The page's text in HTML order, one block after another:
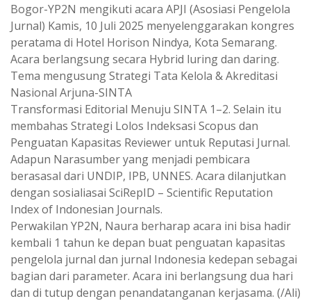
Bogor-YP2N mengikuti acara APJI (Asosiasi Pengelola
Jurnal) Kamis, 10 Juli 2025 menyelenggarakan kongres
peratama di Hotel Horison Nindya, Kota Semarang.
Acara berlangsung secara Hybrid luring dan daring.
Tema mengusung Strategi Tata Kelola & Akreditasi
Nasional Arjuna-SINTA
Transformasi Editorial Menuju SINTA 1–2. Selain itu
membahas Strategi Lolos Indeksasi Scopus dan
Penguatan Kapasitas Reviewer untuk Reputasi Jurnal.
Adapun Narasumber yang menjadi pembicara
berasasal dari UNDIP, IPB, UNNES. Acara dilanjutkan
dengan sosialiasai SciRepID – Scientific Reputation
Index of Indonesian Journals.
Perwakilan YP2N, Naura berharap acara ini bisa hadir
kembali 1 tahun ke depan buat penguatan kapasitas
pengelola jurnal dan jurnal Indonesia kedepan sebagai
bagian dari parameter. Acara ini berlangsung dua hari
dan di tutup dengan penandatanganan kerjasama. (/Ali)